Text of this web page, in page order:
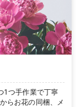
1つ手作業で丁寧
らお花の同梱、メ